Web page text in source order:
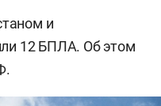
и
12 БПЛА. Об этом